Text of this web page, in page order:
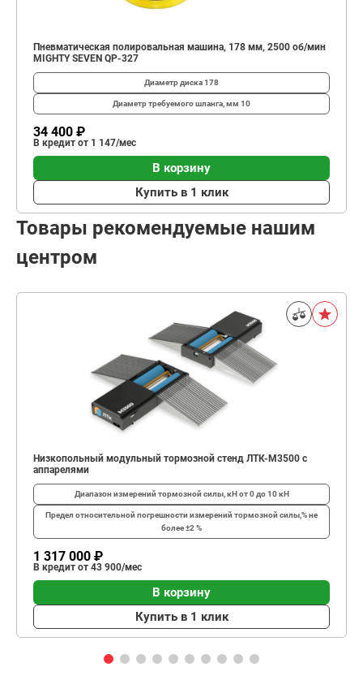
Пневматическая полировальная машина, 178 мм, 2500 об/мин
MIGHTY SEVEN QP-327
Диаметр диска178
Диаметр требуемого шланга, мм 10
34 400 ₽
В кредит от 1 147/мес
В корзину
Купить в 1 клик
Товары рекомендуемые нашим
центром
Низкопольный модульный тормозной стенд ЛТК-М3500 с
аппарелями
Диапазон измерений тормозной силы, кНот 0 до 10 кН
Предел относительной погрешности измерений тормозной силы,%не
более ±2 %
1 317 000 ₽
В кредит от 43 900/мес
В корзину
Купить в 1 клик